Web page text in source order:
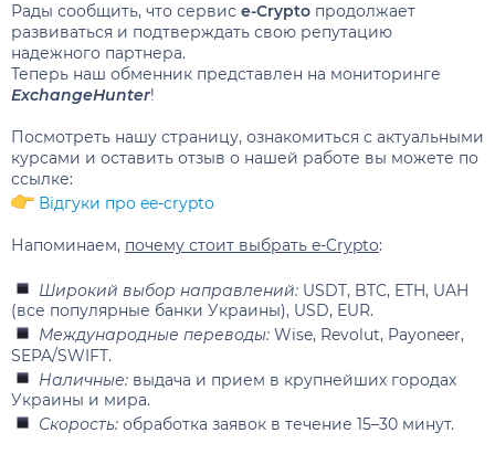
Рады сообщить, что сервис e-Crypto продолжает
развиваться и подтверждать свою репутацию
надежного партнера.
Теперь наш обменник представлен на мониторинге
ExchangeHunter!
Посмотреть нашу страницу, ознакомиться с актуальными
курсами и оставить отзыв о нашей работе вы можете по
ссылке:
Відгуки про ee-crypto
Напоминаем, почему стоит выбрать e-Crypto:
Широкий выбор направлений:USDT, BTC, ETH, UAH
(все популярные банки Украины), USD, EUR.
Международные переводы: Wise, Revolut, Payoneer,
SEPA/SWIFT.
Наличные:выдача и прием в крупнейших городах
Украины и мира.
Скорость:обработка заявок в течение 15–30 минут.